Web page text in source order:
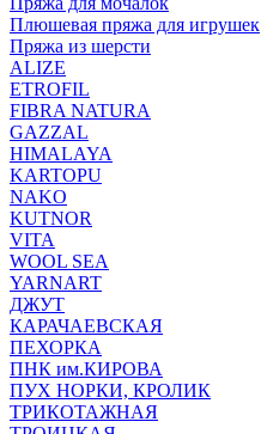
Плюшевая пряжа для игрушек
Пряжа из шерсти
ALIZE
ETROFIL
FIBRA NATURA
GAZZAL
HIMALAYA
KARTOPU
NAKO
KUTNOR
VITA
WOOL SEA
YARNART
ДЖУТ
КАРАЧАЕВСКАЯ
ПЕХОРКА
ПНК им.КИРОВА
ПУХ НОРКИ, КРОЛИК
ТРИКОТАЖНАЯ